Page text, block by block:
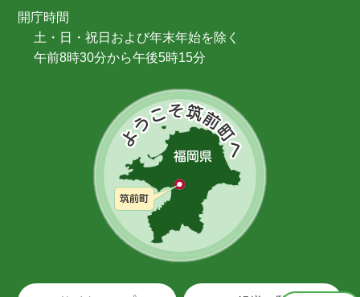
開庁時間
土・日・祝日および年末年始を除く
午前8時30分から午後5時15分